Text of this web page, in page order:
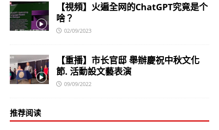
【視頻】火遍全网的ChatGPT究竟是个
啥？
02/09/2023
【重播】市长官邸 舉辦慶祝中秋文化
節. 活動設文藝表演
09/09/2022
推荐阅读